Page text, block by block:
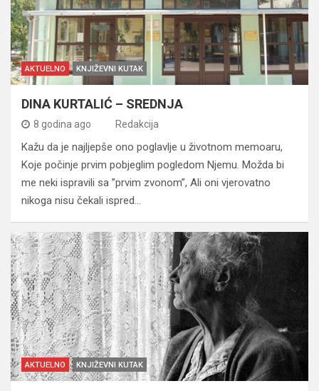
AKTUELNO KNJIŽEVNI KUTAK
DINA KURTALIĆ – SREDNJA
8 godina ago Redakcija
Kažu da je najljepše ono poglavlje u životnom memoaru,
Koje počinje prvim pobjeglim pogledom Njemu. Možda bi
me neki ispravili sa ”prvim zvonom”, Ali oni vjerovatno
nikoga nisu čekali ispred…
AKTUELNO KNJIŽEVNI KUTAK